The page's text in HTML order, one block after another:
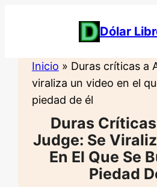
Dólar
Inicio » Duras críticas a
viraliza un video en el
piedad de él
Duras
Judge: Se
En El Que Se
Piedad